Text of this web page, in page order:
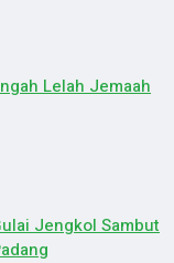
Lelah Jemaah
Jengkol Sambut